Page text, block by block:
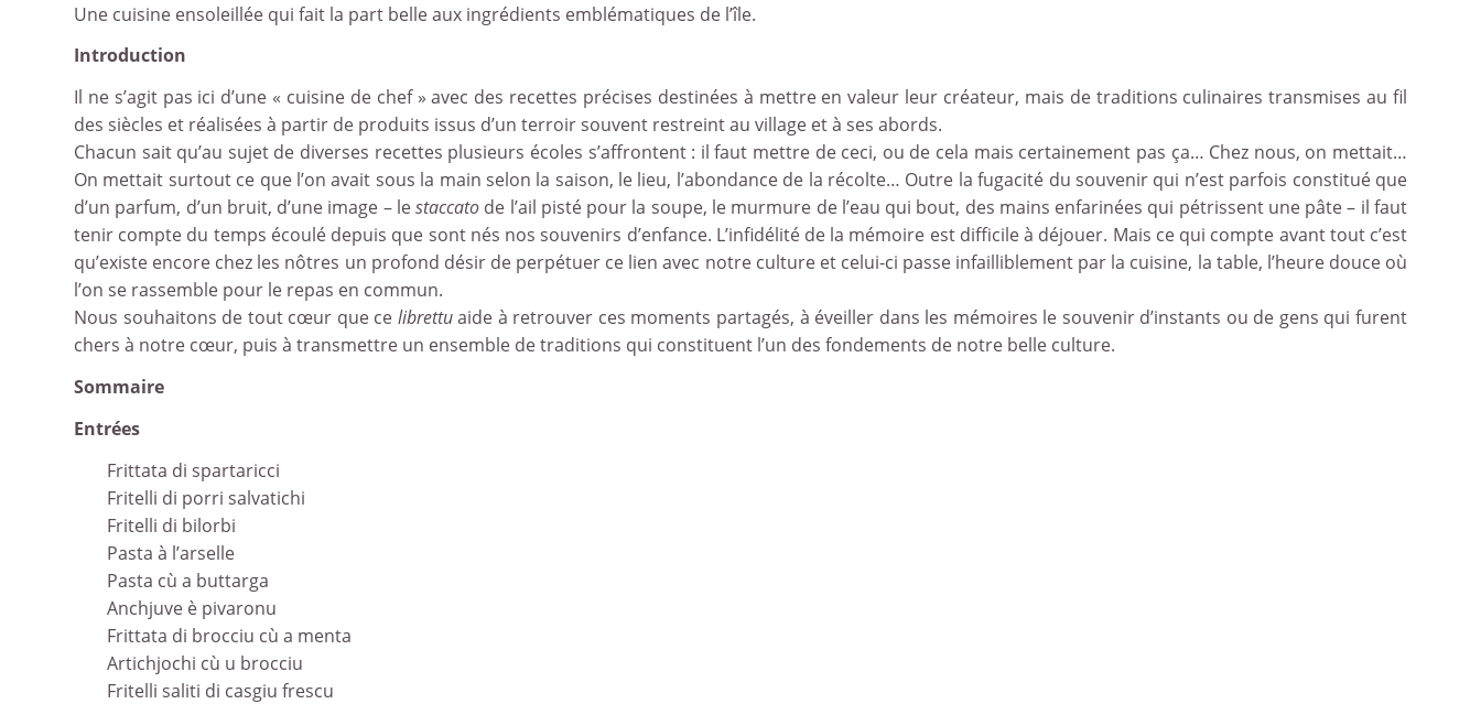
Une cuisine ensoleillée qui fait la part belle aux ingrédients emblématiques de l’île.
Introduction
Il ne s’agit pas ici d’une « cuisine de chef » avec des recettes précises destinées à mettre en valeur leur créateur, mais de traditions culinaires transmises au fil
des siècles et réalisées à partir de produits issus d’un terroir souvent restreint au village et à ses abords.
Chacun sait qu’au sujet de diverses recettes plusieurs écoles s’affrontent : il faut mettre de ceci, ou de cela mais certainement pas ça… Chez nous, on mettait…
On mettait surtout ce que l’on avait sous la main selon la saison, le lieu, l’abondance de la récolte… Outre la fugacité du souvenir qui n’est parfois constitué que
d’un parfum, d’un bruit, d’une image – lestaccato de l’ail pisté pour la soupe, le murmure de l’eau qui bout, des mains enfarinées qui pétrissent une pâte – il faut
tenir compte du temps écoulé depuis que sont nés nos souvenirs d’enfance. L’infidélité de la mémoire est difficile à déjouer. Mais ce qui compte avant tout c’est
qu’existe encore chez les nôtres un profond désir de perpétuer ce lien avec notre culture et celui-ci passe infailliblement par la cuisine, la table, l’heure douce où
l’on se rassemble pour le repas en commun.
Nous souhaitons de tout cœur que ce librettuaide à retrouver ces moments partagés, à éveiller dans les mémoires le souvenir d’instants ou de gens qui furent
chers à notre cœur, puis à transmettre un ensemble de traditions qui constituent l’un des fondements de notre belle culture.
Sommaire
Entrées
Frittata di spartaricci
Fritelli di porri salvatichi
Fritelli di bilorbi
Pasta à l’arselle
Pasta cù a buttarga
Anchjuve è pivaronu
Frittata di brocciu cù a menta
Artichjochi cù u brocciu
Fritelli saliti di casgiu frescu